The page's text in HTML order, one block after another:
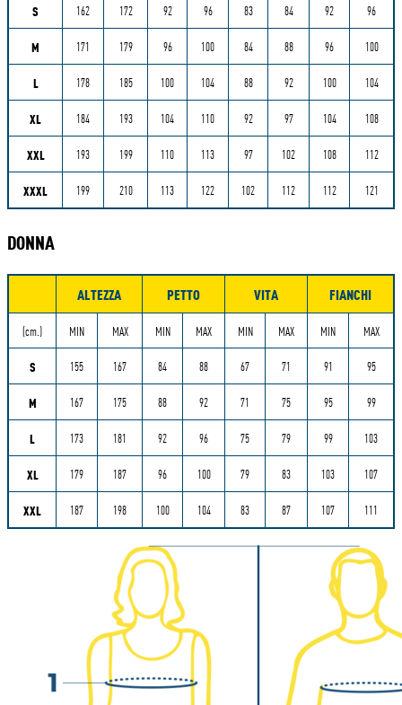
S 162 172 92 96 83 84 92 96
M 171 179 96 100 84 88 96 100
L 178 185 100 104 88 92 100 104
XL 184 193 104 110 92 97 104 108
XXL 193 199 110 113 97 102 108 112
XXXL 199 210 113 122 102 112 112 121
DONNA
ALTEZZA PETTO VITA FIANCHI
(cm.) MIN MAX MIN MAX MIN MAX MIN MAX
S 155 167 84 88 67 71 91 95
M 167 175 88 92 71 75 95 99
L 173 181 92 96 75 79 99 103
XL 179 187 96 100 79 83 103 107
XXL 187 198 100 104 83 87 107 111